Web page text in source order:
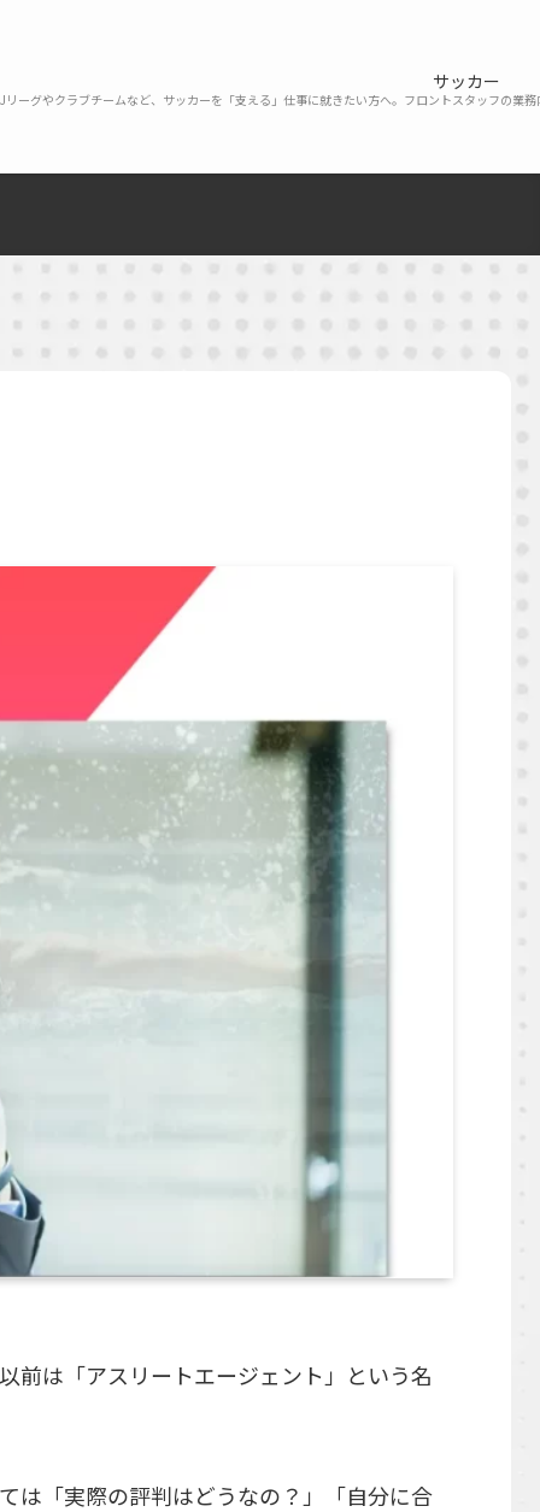
サッカー
Jリーグやクラブチームなど、サッカーを「支える」仕事に就きたい方へ。フロントスタッフの業
前は「アスリートエージェント」という名
は「実際の評判はどうなの？」「自分に合